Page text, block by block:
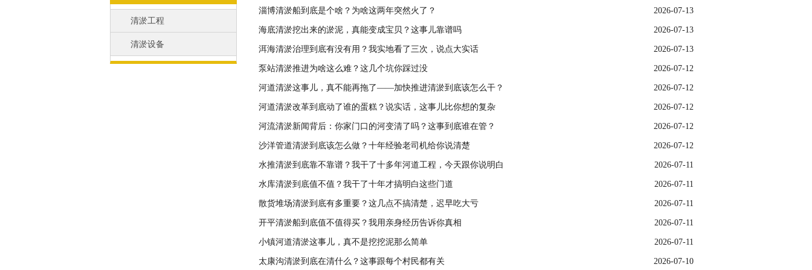
清淤工程
清淤设备
淄博清淤船到底是个啥？为啥这两年突然火了？ 2026-07-13
海底清淤挖出来的淤泥，真能变成宝贝？这事儿靠谱吗 2026-07-13
洱海清淤治理到底有没有用？我实地看了三次，说点大实话 2026-07-13
泵站清淤推进为啥这么难？这几个坑你踩过没 2026-07-12
河道清淤这事儿，真不能再拖了——加快推进清淤到底该怎么干？ 2026-07-12
河道清淤改革到底动了谁的蛋糕？说实话，这事儿比你想的复杂 2026-07-12
河流清淤新闻背后：你家门口的河变清了吗？这事到底谁在管？ 2026-07-12
沙洋管道清淤到底该怎么做？十年经验老司机给你说清楚 2026-07-12
水推清淤到底靠不靠谱？我干了十多年河道工程，今天跟你说明白 2026-07-11
水库清淤到底值不值？我干了十年才搞明白这些门道 2026-07-11
散货堆场清淤到底有多重要？这几点不搞清楚，迟早吃大亏 2026-07-11
开平清淤船到底值不值得买？我用亲身经历告诉你真相 2026-07-11
小镇河道清淤这事儿，真不是挖挖泥那么简单 2026-07-11
太康沟清淤到底在清什么？这事跟每个村民都有关 2026-07-10